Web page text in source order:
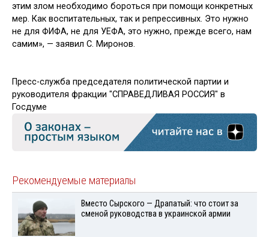
этим злом необходимо бороться при помощи конкретных
мер. Как воспитательных, так и репрессивных. Это нужно
не для ФИФА, не для УЕФА, это нужно, прежде всего, нам
самим», — заявил С. Миронов.
Пресс-служба председателя политической партии и
руководителя фракции "СПРАВЕДЛИВАЯ РОССИЯ" в
Госдуме
Рекомендуемые материалы
Вместо Сырского — Драпатый: что стоит за
сменой руководства в украинской армии